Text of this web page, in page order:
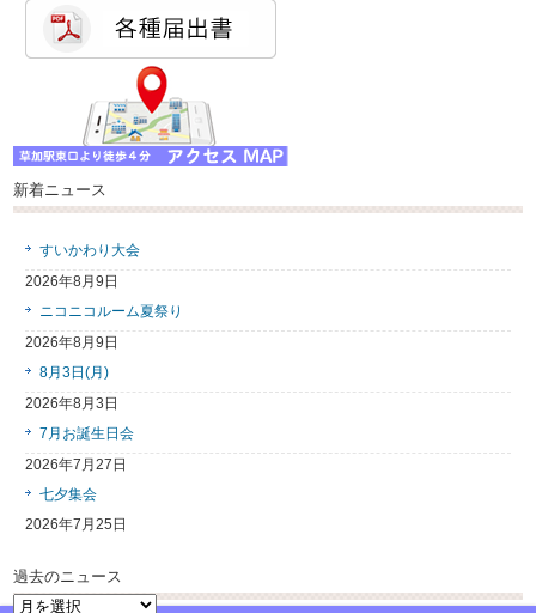
新着ニュース
すいかわり大会
2026年8月9日
ニコニコルーム夏祭り
2026年8月9日
8月3日(月)
2026年8月3日
7月お誕生日会
2026年7月27日
七夕集会
2026年7月25日
過去のニュース
過